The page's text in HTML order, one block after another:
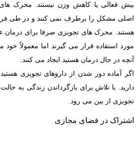
بیش فعالی یا کاهش وزن نیستند. محرک
اصلی مشکل را برطرف نمی کنند و در طی
هستند. محرک های تجویزی صرفا برای درمان
مورد استفاده قرار می گیرند اما معمولاً خود
آنچه در حال درمان هستید ایجاد می کنند.
اگر آماده دور شدن از داروهای تجویزی
دارید. با تلاش برای بازگرداندن زندگی به
تجویزی از بین می رود.
اشتراک در فضای مجازی